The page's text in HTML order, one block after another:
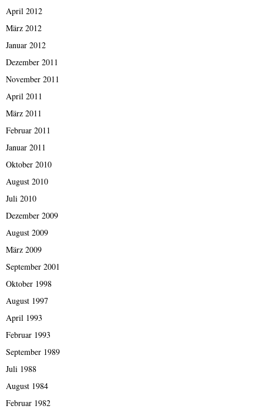
April 2012
März 2012
Januar 2012
Dezember 2011
November 2011
April 2011
März 2011
Februar 2011
Januar 2011
Oktober 2010
August 2010
Juli 2010
Dezember 2009
August 2009
März 2009
September 2001
Oktober 1998
August 1997
April 1993
Februar 1993
September 1989
Juli 1988
August 1984
Februar 1982